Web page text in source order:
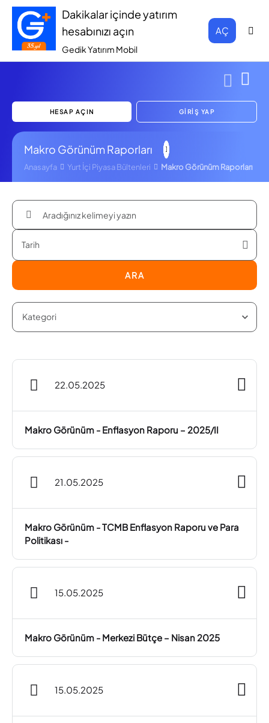
Dakikalar içinde yatırım
hesabınızı açın
Gedik Yatırım Mobil
AÇ
HESAP AÇIN GİRİŞ YAP
Makro Görünüm Raporları
Anasayfa Yurt İçi Piyasa Bültenleri Makro Görünüm Raporları
ARA
22.05.2025
Makro Görünüm - Enflasyon Raporu – 2025/II
21.05.2025
Makro Görünüm - TCMB Enflasyon Raporu ve Para
Politikası -
15.05.2025
Makro Görünüm - Merkezi Bütçe – Nisan 2025
15.05.2025